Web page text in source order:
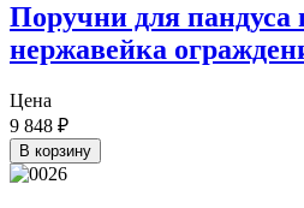
Поручни для пандуса
нержавейка
Цена
9 848 ₽
В корзину